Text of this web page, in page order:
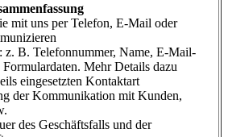
mit uns per Telefon, E-Mail oder
z. B. Telefonnummer, Name, E-Mail-
Formulardaten. Mehr Details dazu
eingesetzten Kontaktart
der Kommunikation mit Kunden,
des Geschäftsfalls und der